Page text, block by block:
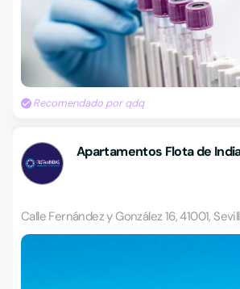
Recomendado por qdq
Apartamentos Flota de
Calle Fernández y González 16, 41001,